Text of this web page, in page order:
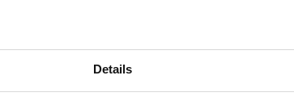
Details
bevestigd
beschreven en
Reden